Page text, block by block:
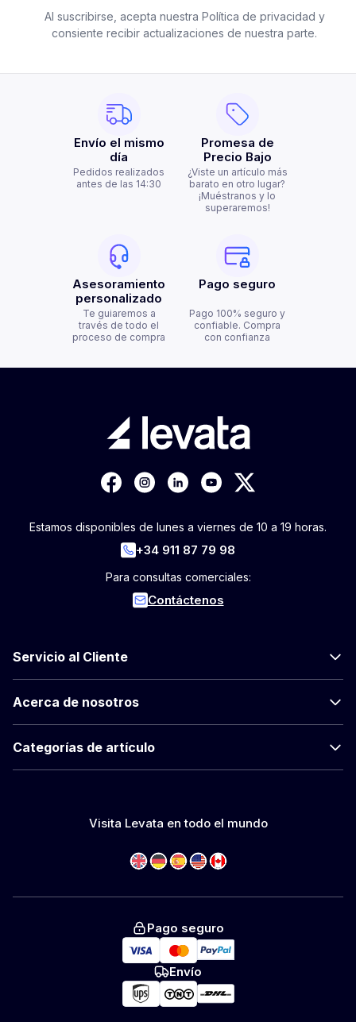
Al suscribirse, acepta nuestra Política de privacidad y
consiente recibir actualizaciones de nuestra parte.
Envío el mismo
día
Pedidos realizados
antes de las 14:30
Promesa de
Precio Bajo
¿Viste un artículo más
barato en otro lugar?
¡Muéstranos y lo
superaremos!
Asesoramiento
personalizado
Te guiaremos a
través de todo el
proceso de compra
Pago seguro
Pago 100% seguro y
confiable. Compra
con confianza
Estamos disponibles de lunes a viernes de 10 a 19 horas.
+34 911 87 79 98
Para consultas comerciales:
Contáctenos
Servicio al Cliente
Acerca de nosotros
Categorías de artículo
Visita Levata en todo el mundo
Pago seguro
Envío